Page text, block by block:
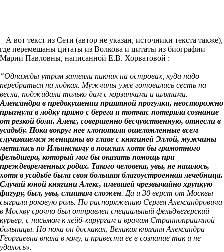
А вот текст из Сети (автор не указан, источники текста также),
где перемешаны цитаты из Волкова и цитаты из биографии
Марии Павловны, написанной Е.В. Хорватовой :
“Однажды утром затеяли пикник на островах, куда надо
перебраться на лодках. Мужчины уже готовились сесть на
весла, поджидали только дам с корзинками и шляпами.
Александра в предвкушении приятной прогулки, неосторожно
прыгнула в лодку прямо с берега и тотчас потеряла сознание
от резкой боли. Алекс, совершенно бесчувственную, отнесли в
усадьбу. Пока вокруг нее хлопотали ошеломленные всем
случившемся женщины во главе с княгиней Эллой, мужчины
метались по Ильинскому в поисках хотя бы грамотного
фельдшера, который мог бы оказать помощь при
преждевременных родах. Такого человека, увы, не нашлось,
хотя в усадьбе была своя большая благоустроенная лечебница.
Случай юной княгини Алекс, имевшей чрезвычайно хрупкую
фигуру, был, увы, слишком сложен. Да и 30 верст от Москвы
сыграли роковую роль. По распоряжению Сергея Александровича
в Москву срочно был отправлен специальный фельдъегерский
курьер, с письмом к лейб-хирургам и врачам Странноприимной
больницы. Но пока он доскакал, Великая княгиня Александра
Георгиевна впала в кому, и привести ее в сознание так и не
удалось».